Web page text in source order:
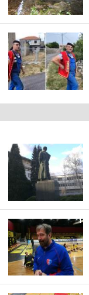
0
4
1